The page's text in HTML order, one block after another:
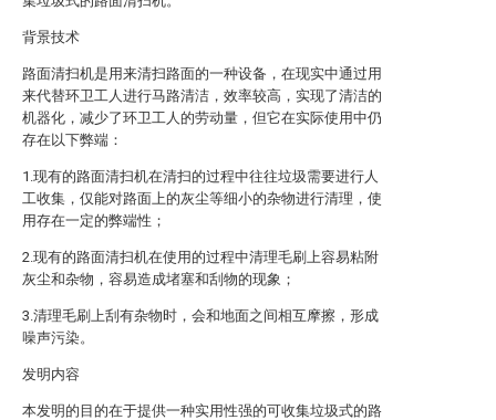
背景技术
路面清扫机是用来清扫路面的一种设备，在现实中通过用
来代替环卫工人进行马路清洁，效率较高，实现了清洁的
机器化，减少了环卫工人的劳动量，但它在实际使用中仍
存在以下弊端：
1.现有的路面清扫机在清扫的过程中往往垃圾需要进行人
工收集，仅能对路面上的灰尘等细小的杂物进行清理，使
用存在一定的弊端性；
2.现有的路面清扫机在使用的过程中清理毛刷上容易粘附
灰尘和杂物，容易造成堵塞和刮物的现象；
3.清理毛刷上刮有杂物时，会和地面之间相互摩擦，形成
噪声污染。
发明内容
本发明的目的在于提供一种实用性强的可收集垃圾式的路